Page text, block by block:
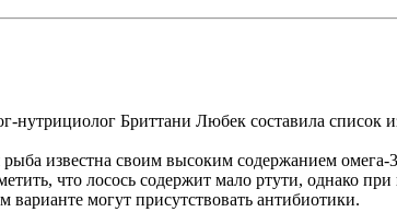
нутрициолог Бриттани Любек составила
известна своим высоким содержанием
что лосось содержит мало ртути, однако
могут присутствовать антибиотики.